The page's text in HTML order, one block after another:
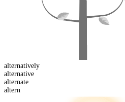
alternatively
alternative
alternate
altern